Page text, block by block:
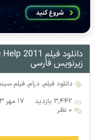
زیرنویس فارسی
دانلود فیلم, درام,فیلم
۳,۴۴۲ بازدید
۱۷ مهر ۱۴۰۳
۰ نظر